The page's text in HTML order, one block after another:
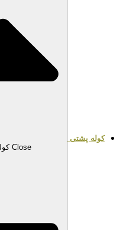
کوله پشتی
Close کوله پشتی